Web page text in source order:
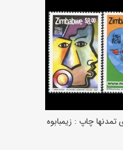
بیشتر
تمدنها چاپ : زیمبابوه